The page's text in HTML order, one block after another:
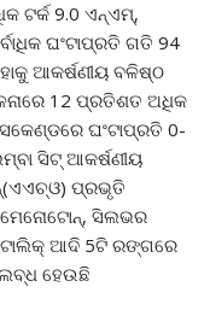
ଟର୍କ 9.0 ଏନ୍ଏମ୍,
ଘଂଟାପ୍ରତି ଗତି 94
ଆକର୍ଷଣୀୟ ବଳିଷ୍ଠ
12 ପ୍ରତିଶତ ଅଧିକ
ଘଂଟାପ୍ରତି 0-
ସିଟ୍ ଆକର୍ଷଣୀୟ
ପ୍ରଭୃତି
ମେନୋଟୋନ୍, ସିଲଭର
ଆଦି 5ଟି ରଙ୍ଗରେ
ହେଉଛି